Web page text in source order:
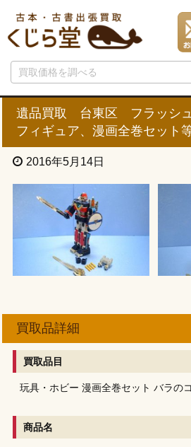
遺品買取 台東区 フラッシ
フィギュア、漫画全巻セット
2016年5月14日
買取品詳細
買取品目
玩具・ホビー 漫画全巻セット バラの
商品名